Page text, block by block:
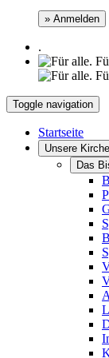
» Anmelden
.
Toggle navigation
Startseite
Unsere Kirche
Das